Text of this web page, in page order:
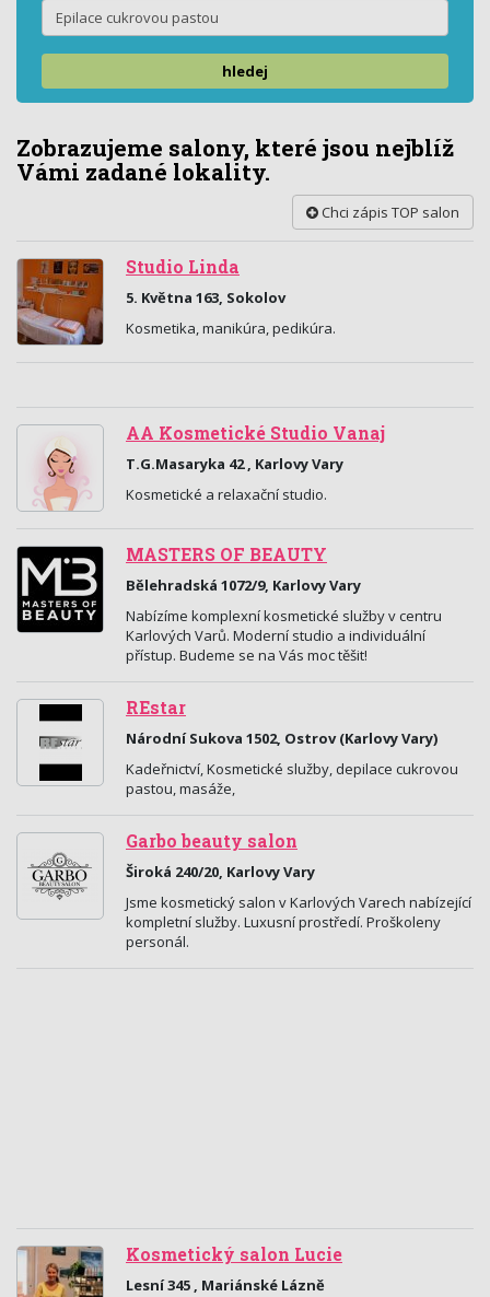
hledej
Zobrazujeme salony, které jsou nejblíž
Vámi zadané lokality.
Chci zápis TOP salon
Studio Linda
5. Května 163, Sokolov
Kosmetika, manikúra, pedikúra.
AA Kosmetické Studio Vanaj
T.G.Masaryka 42 , Karlovy Vary
Kosmetické a relaxační studio.
MASTERS OF BEAUTY
Bělehradská 1072/9, Karlovy Vary
Nabízíme komplexní kosmetické služby v centru
Karlových Varů. Moderní studio a individuální
přístup. Budeme se na Vás moc těšit!
REstar
Národní Sukova 1502, Ostrov (Karlovy Vary)
Kadeřnictví, Kosmetické služby, depilace cukrovou
pastou, masáže,
Garbo beauty salon
Široká 240/20, Karlovy Vary
Jsme kosmetický salon v Karlových Varech nabízející
kompletní služby. Luxusní prostředí. Proškoleny
personál.
Kosmetický salon Lucie
Lesní 345 , Mariánské Lázně